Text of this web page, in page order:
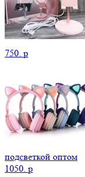
750. p
подсветкой оптом
1050. p